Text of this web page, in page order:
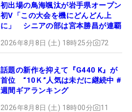
初出場の鳥海颯汰が岩手県オープン
初V「この大会を機にどんどん上
に」 シニアの部は宮本勝昌が連覇
2026年8月8日 (土) 18時25分 72
話題の新作を抑えて『G440 K』が
首位 “10Ｋ”人気は未だに継続中 #
週間ギアランキング
2026年8月8日 (土) 18時00分 11